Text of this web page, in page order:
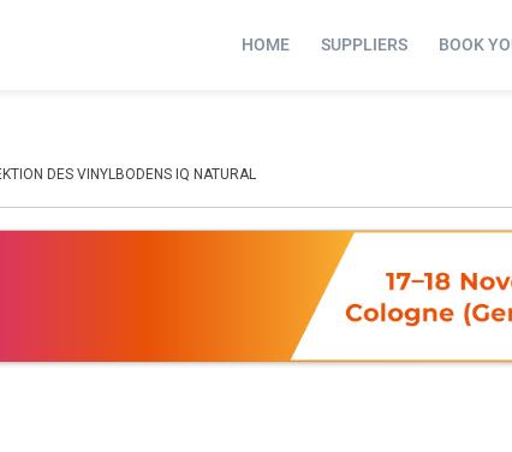
HOME SUPPLIERS BOOK
DES VINYLBODENS IQ NATURAL